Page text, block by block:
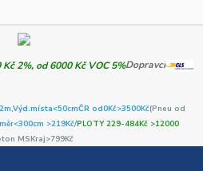
Dopravci
Výd.místa<50cmČR od0Kč>3500Kč(Pneu od
>219Kč/PLOTY 229-484Kč >12000
MSKraj>799Kč